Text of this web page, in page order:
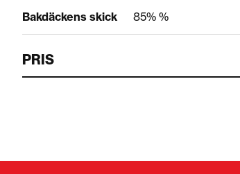
Bakdäckens skick 85% %
PRIS